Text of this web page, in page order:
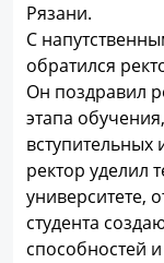
Рязани.
С
обратился
Он поздравил
этапа
ректор уделил
университете,
студента
способностей